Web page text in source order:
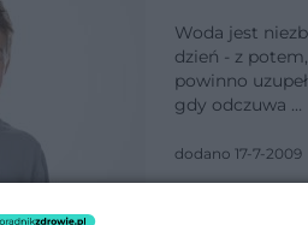
Woda jest
dzień - z
powinno
gdy odczuwa …
dodano 17-7-2009